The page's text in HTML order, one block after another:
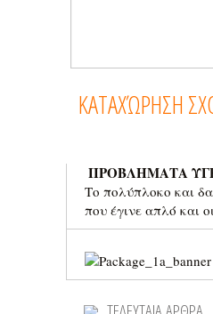
ΠΡΟΒΛΗΜΑΤΑ
Το πολύπλοκο και
που έγινε απλό και